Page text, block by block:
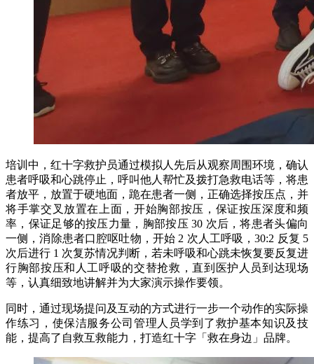
培训中，红十字救护员通过模拟人先后从观察周围环境，确认
患者呼吸和心跳停止，呼叫他人帮忙及拨打急救电话等，将患
者放平，放置于硬地面，跪在患者一侧，正确选择按压点，并
将手掌交叉放置在上面，开始胸部按压，保证按压深度和频
率，保证足够的按压力量，胸部按压 30 次后，将患者头偏向
一侧，消除患者口腔呕吐物，开始 2 次人工呼吸，30:2 反复 5
次后进行 1 次复苏情况判断，若未呼吸和心跳未恢复要反复进
行胸部按压和人工呼吸的交替抢救，直到医护人员到达现场
等，认真细致地讲解并为大家演示操作要领。
同时，通过现场提问及互动的方式进行一步一个动作的实际操
作练习，使保洁服务公司管理人员学到了救护基本知识及技
能，提高了自救互救能力，打造红十字「救在身边」品牌。